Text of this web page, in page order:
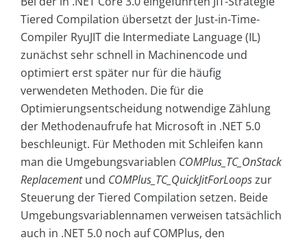
Tiered Compilation übersetzt der Just-in-Time-
Compiler RyuJIT die Intermediate Language (IL)
zunächst sehr schnell in Machinencode und
optimiert erst später nur für die häufig
verwendeten Methoden. Die für die
Optimierungsentscheidung notwendige Zählung
der Methodenaufrufe hat Microsoft in .NET 5.0
beschleunigt. Für Methoden mit Schleifen kann
man die Umgebungsvariablen COMPlus_TC_OnStack
Replacementund COMPlus_TC_QuickJitForLoopszur
Steuerung der Tiered Compilation setzen. Beide
Umgebungsvariablennamen verweisen tatsächlich
auch in .NET 5.0 noch auf COMPlus, den